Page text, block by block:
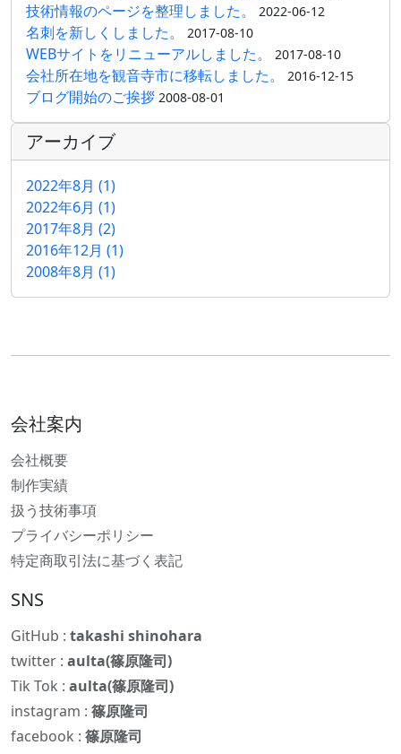
技術情報のページを整理しました。 2022-06-12
名刺を新しくしました。 2017-08-10
WEBサイトをリニューアルしました。 2017-08-10
会社所在地を観音寺市に移転しました。 2016-12-15
ブログ開始のご挨拶 2008-08-01
アーカイブ
2022年8月 (1)
2022年6月 (1)
2017年8月 (2)
2016年12月 (1)
2008年8月 (1)
会社案内
会社概要
制作実績
扱う技術事項
プライバシーポリシー
特定商取引法に基づく表記
SNS
GitHub : takashi shinohara
twitter : aulta(篠原隆司)
Tik Tok : aulta(篠原隆司)
instagram : 篠原隆司
facebook : 篠原隆司